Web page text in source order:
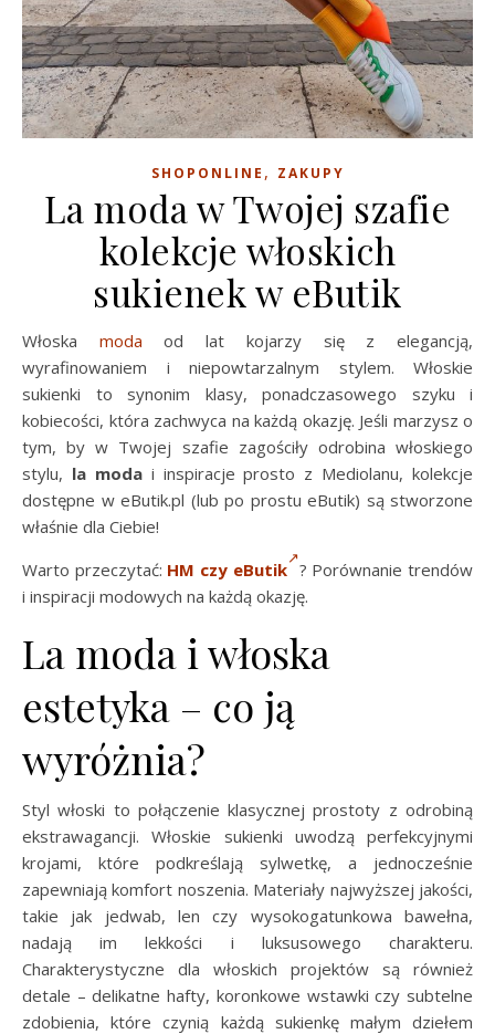
SHOPONLINE , ZAKUPY
La moda w Twojej szafie
kolekcje włoskich
sukienek w eButik
Włoska moda od lat kojarzy się z elegancją,
wyrafinowaniem i niepowtarzalnym stylem. Włoskie
sukienki to synonim klasy, ponadczasowego szyku i
kobiecości, która zachwyca na każdą okazję. Jeśli marzysz o
tym, by w Twojej szafie zagościły odrobina włoskiego
stylu, la modai inspiracje prosto z Mediolanu, kolekcje
dostępne w eButik.pl (lub po prostu eButik) są stworzone
właśnie dla Ciebie!
Warto przeczytać: HM czy eButik ? Porównanie trendów
i inspiracji modowych na każdą okazję.
La moda i włoska
estetyka – co ją
wyróżnia?
Styl włoski to połączenie klasycznej prostoty z odrobiną
ekstrawagancji. Włoskie sukienki uwodzą perfekcyjnymi
krojami, które podkreślają sylwetkę, a jednocześnie
zapewniają komfort noszenia. Materiały najwyższej jakości,
takie jak jedwab, len czy wysokogatunkowa bawełna,
nadają im lekkości i luksusowego charakteru.
Charakterystyczne dla włoskich projektów są również
detale – delikatne hafty, koronkowe wstawki czy subtelne
zdobienia, które czynią każdą sukienkę małym dziełem